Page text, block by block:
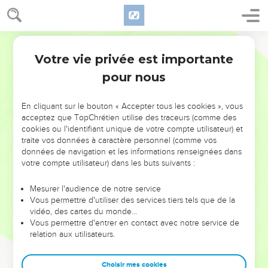
NE MANQUEZ PAS L’ÉVÉNEMENT
DE L’ANNÉE !
ET SI LEURS ERREURS POUVAIENT VOUS ÉVITER LES
VOTRES ?
leur foi ou leur vision. Mais on voit moins les doutes, les erreurs
et les saisons difficiles qu'ils ont traversés, alors même que ce
sont elles qui les ont façonnés.
Dans cette conférence, leaders, entrepreneurs, et responsables
clés pour avancer avec plus de sagesse afin que leurs erreurs
Votre vie privée est importante
pour nous
En cliquant sur le bouton « Accepter tous les cookies », vous
acceptez que TopChrétien utilise des traceurs (comme des
cookies ou l'identifiant unique de votre compte utilisateur) et
traite vos données à caractère personnel (comme vos
données de navigation et les informations renseignées dans
votre compte utilisateur) dans les buts suivants :
Mesurer l'audience de notre service
Vous permettre d'utiliser des services tiers tels que de la
vidéo, des cartes du monde…
Vous permettre d'entrer en contact avec notre service de
relation aux utilisateurs.
Choisir mes cookies